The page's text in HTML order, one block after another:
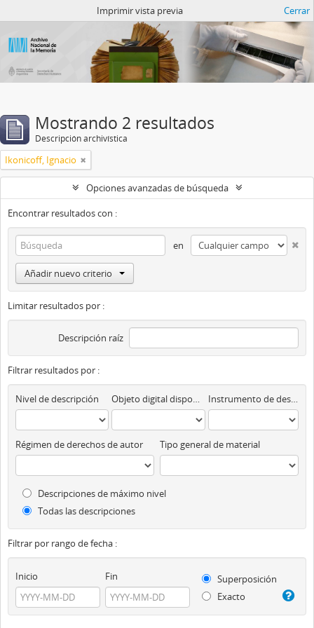
Imprimir vista previa Cerrar
Mostrando 2 resultados
Descripción archivística
Ikonicoff, Ignacio
Opciones avanzadas de búsqueda
Encontrar resultados con :
en
Añadir nuevo criterio
Limitar resultados por :
Descripción raíz
Filtrar resultados por :
Nivel de descripción Objeto digital disponibles Instrumento de descripción
Régimen de derechos de autor Tipo general de material
Descripciones de máximo nivel
Todas las descripciones
Filtrar por rango de fecha :
Inicio Fin
Superposición
Exacto